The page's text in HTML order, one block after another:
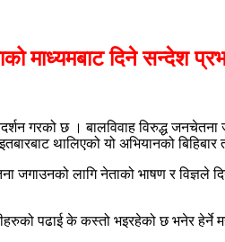
माध्यमबाट दिने सन्देश
गरको छ । बालविवाह विरुद्ध जनचेतना
थालिएको यो अभियानको बिहिबार
जगाउनको लागि नेताको भाषण र
पढाई के कस्तो भइरहेको छ भनेर हेर्ने